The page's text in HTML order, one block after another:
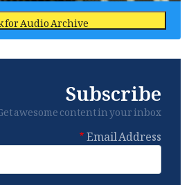
for Audio Archive
Subscribe
awesome content in your inbox.
Email Address